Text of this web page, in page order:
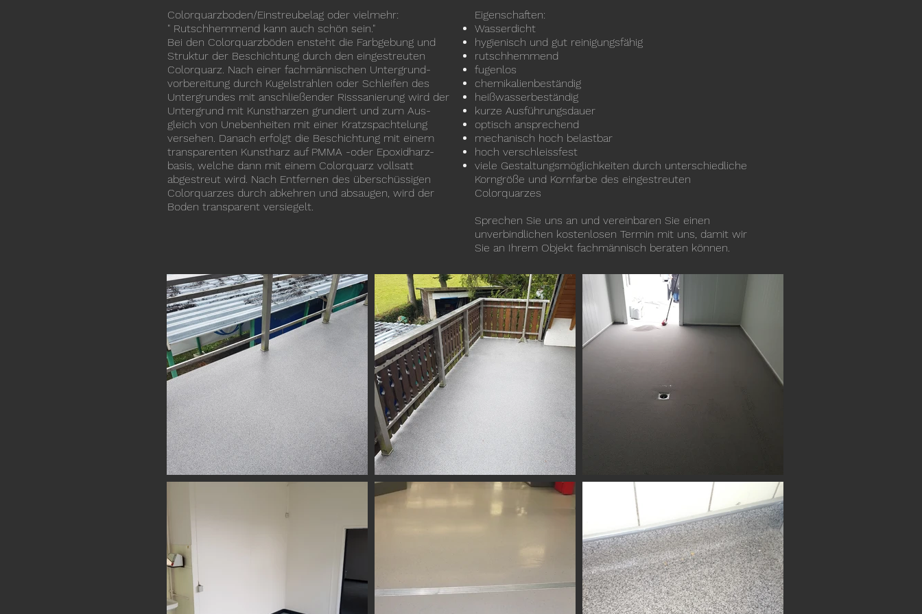
Colorquarzboden/Einstreubelag oder vielmehr:
" Rutschhemmend kann auch schön sein."
Bei den Colorquarzböden ensteht die Farbgebung und
Struktur der Beschichtung durch den eingestreuten
Colorquarz. Nach einer fachmännischen Untergrund-
vorbereitung durch Kugelstrahlen oder Schleifen des
Untergrundes mit anschließender Risssanierung wird der
Untergrund mit Kunstharzen grundiert und zum Aus-
gleich von Unebenheiten mit einer Kratzspachtelung
versehen. Danach erfolgt die Beschichtung mit einem
transparenten Kunstharz auf PMMA -oder Epoxidharz-
basis, welche dann mit einem Colorquarz vollsatt
abgestreut wird. Nach Entfernen des überschüssigen
Colorquarzes durch abkehren und absaugen, wird der
Boden transparent versiegelt.
Eigenschaften:
Wasserdicht
hy­gie­nisch und gut rei­ni­gungs­fähig
rutschhemmend
fugenlos
chemikalienbeständig
heißwasserbeständig
kurze Ausführungsdauer
optisch ansprechend
mechanisch hoch belastbar
hoch verschleissfest
viele Gestaltungsmöglichkeiten durch unterschiedliche
Korngröße und Kornfarbe des eingestreuten
Colorquarzes
Sprechen Sie uns an und vereinbaren Sie einen
unverbindlichen kostenlosen Termin mit uns, damit wir
Sie an Ihrem Objekt fachmännisch beraten können.